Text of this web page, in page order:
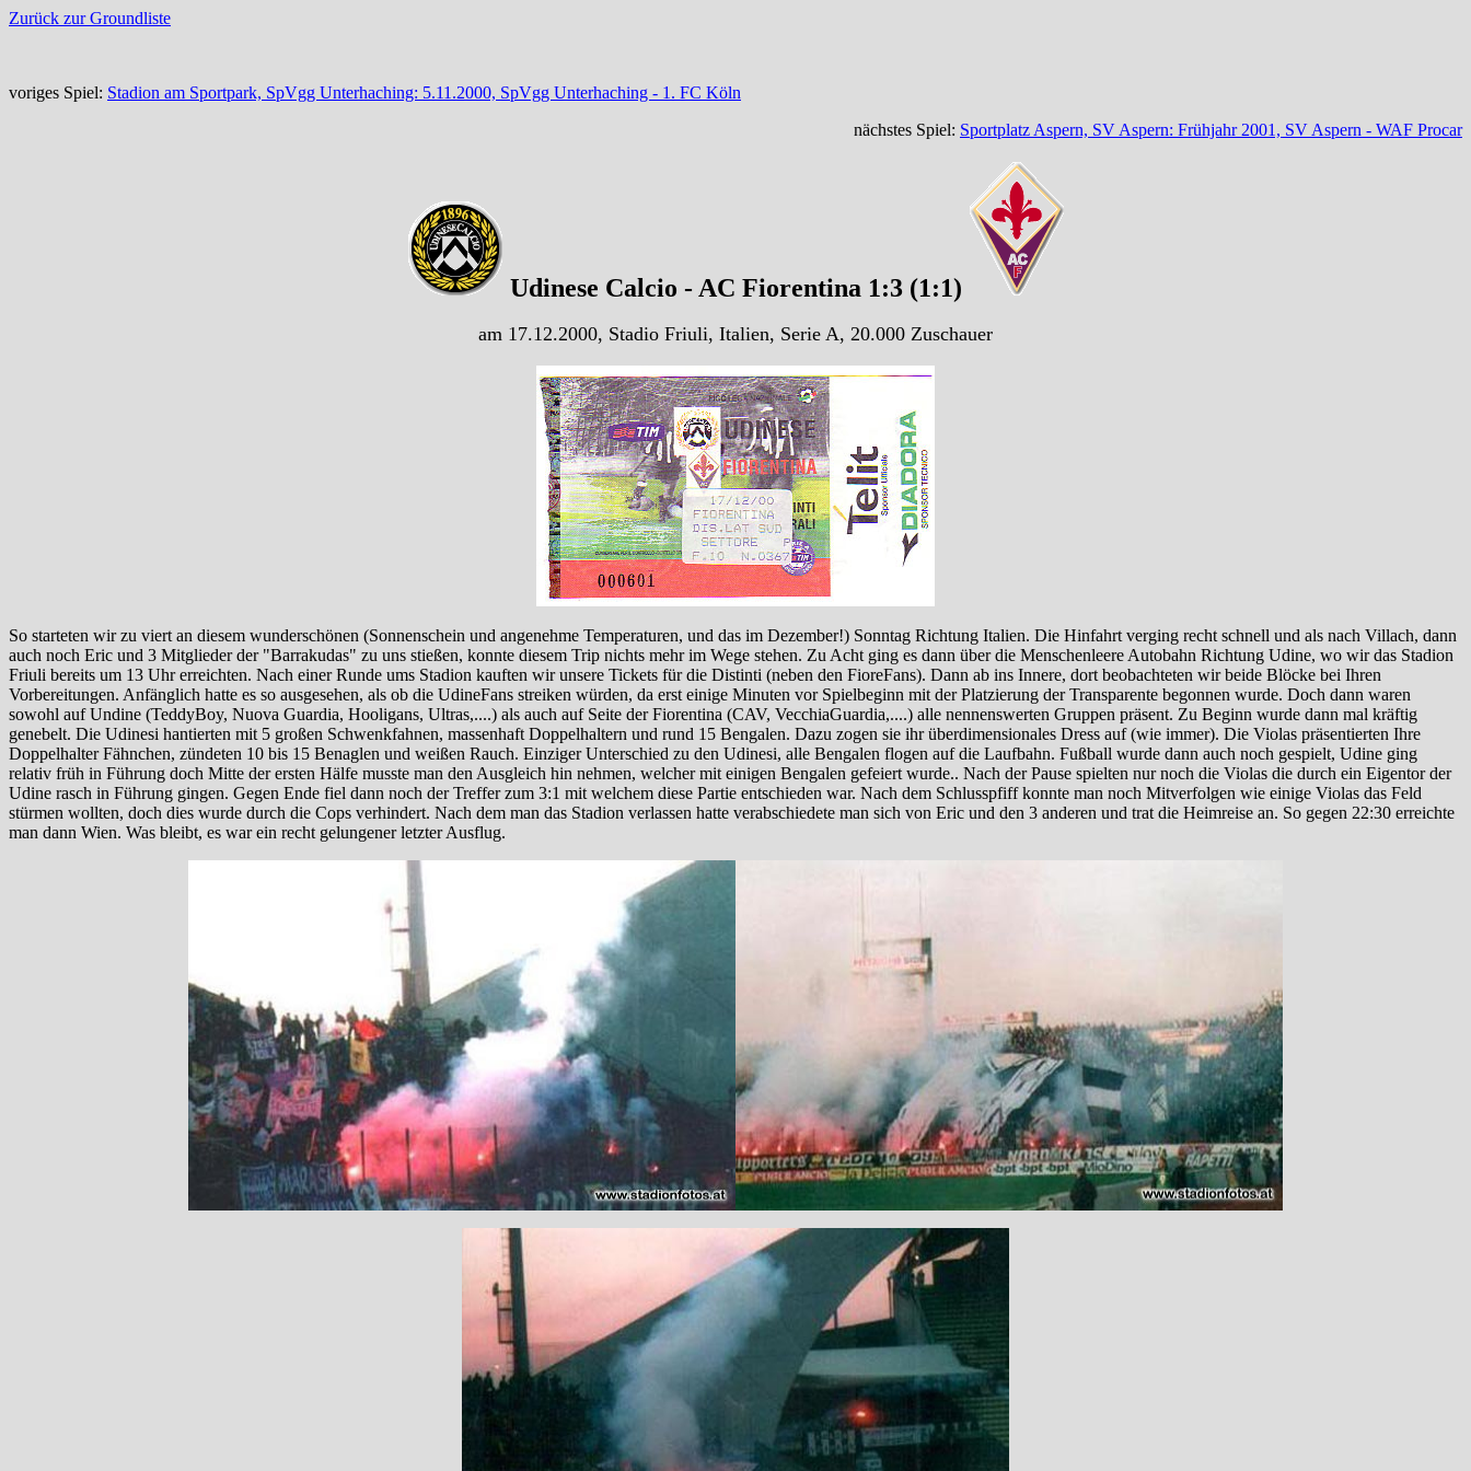
Zurück zur Groundliste
voriges Spiel: Stadion am Sportpark, SpVgg Unterhaching: 5.11.2000, SpVgg Unterhaching - 1. FC Köln
nächstes Spiel: Sportplatz Aspern, SV Aspern: Frühjahr 2001, SV Aspern - WAF Procar
Udinese Calcio - AC Fiorentina 1:3 (1:1)
am 17.12.2000, Stadio Friuli, Italien, Serie A, 20.000 Zuschauer
So starteten wir zu viert an diesem wunderschönen (Sonnenschein und angenehme Temperaturen, und das im Dezember!) Sonntag Richtung Italien. Die Hinfahrt verging recht schnell und als nach Villach, dann
auch noch Eric und 3 Mitglieder der "Barrakudas" zu uns stießen, konnte diesem Trip nichts mehr im Wege stehen. Zu Acht ging es dann über die Menschenleere Autobahn Richtung Udine, wo wir das Stadion
Friuli bereits um 13 Uhr erreichten. Nach einer Runde ums Stadion kauften wir unsere Tickets für die Distinti (neben den FioreFans). Dann ab ins Innere, dort beobachteten wir beide Blöcke bei Ihren
Vorbereitungen. Anfänglich hatte es so ausgesehen, als ob die UdineFans streiken würden, da erst einige Minuten vor Spielbeginn mit der Platzierung der Transparente begonnen wurde. Doch dann waren
sowohl auf Undine (TeddyBoy, Nuova Guardia, Hooligans, Ultras,....) als auch auf Seite der Fiorentina (CAV, VecchiaGuardia,....) alle nennenswerten Gruppen präsent. Zu Beginn wurde dann mal kräftig
genebelt. Die Udinesi hantierten mit 5 großen Schwenkfahnen, massenhaft Doppelhaltern und rund 15 Bengalen. Dazu zogen sie ihr überdimensionales Dress auf (wie immer). Die Violas präsentierten Ihre
Doppelhalter Fähnchen, zündeten 10 bis 15 Benaglen und weißen Rauch. Einziger Unterschied zu den Udinesi, alle Bengalen flogen auf die Laufbahn. Fußball wurde dann auch noch gespielt, Udine ging
relativ früh in Führung doch Mitte der ersten Hälfe musste man den Ausgleich hin nehmen, welcher mit einigen Bengalen gefeiert wurde.. Nach der Pause spielten nur noch die Violas die durch ein Eigentor der
Udine rasch in Führung gingen. Gegen Ende fiel dann noch der Treffer zum 3:1 mit welchem diese Partie entschieden war. Nach dem Schlusspfiff konnte man noch Mitverfolgen wie einige Violas das Feld
stürmen wollten, doch dies wurde durch die Cops verhindert. Nach dem man das Stadion verlassen hatte verabschiedete man sich von Eric und den 3 anderen und trat die Heimreise an. So gegen 22:30 erreichte
man dann Wien. Was bleibt, es war ein recht gelungener letzter Ausflug.